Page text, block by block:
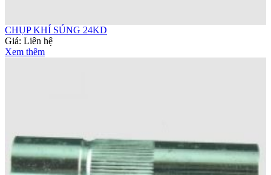
CHỤP KHÍ SÚNG 24KD
Giá: Liên hệ
Xem thêm